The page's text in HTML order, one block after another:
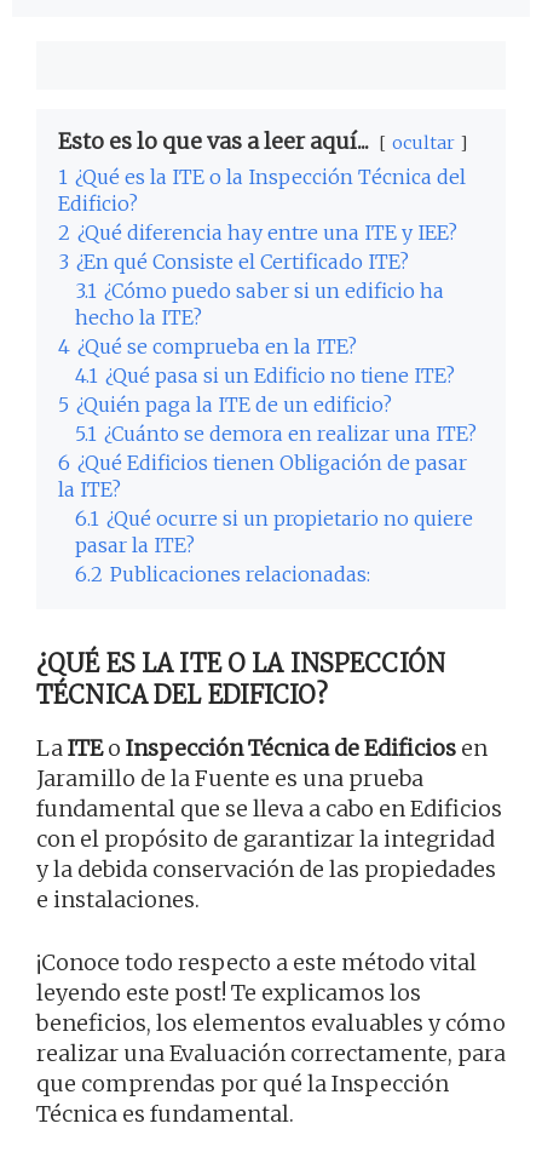
Esto es lo que vas a leer aquí... ocultar
1 ¿Qué es la ITE o la Inspección Técnica del
Edificio?
2 ¿Qué diferencia hay entre una ITE y IEE?
3 ¿En qué Consiste el Certificado ITE?
3.1 ¿Cómo puedo saber si un edificio ha
hecho la ITE?
4 ¿Qué se comprueba en la ITE?
4.1 ¿Qué pasa si un Edificio no tiene ITE?
5 ¿Quién paga la ITE de un edificio?
5.1 ¿Cuánto se demora en realizar una ITE?
6 ¿Qué Edificios tienen Obligación de pasar
la ITE?
6.1 ¿Qué ocurre si un propietario no quiere
pasar la ITE?
6.2 Publicaciones relacionadas:
¿QUÉ ES LA ITE O LA INSPECCIÓN
TÉCNICA DEL EDIFICIO?
LaITEo Inspección Técnica de Edificios en
Jaramillo de la Fuente es una prueba
fundamental que se lleva a cabo en Edificios
con el propósito de garantizar la integridad
y la debida conservación de las propiedades
e instalaciones.
¡Conoce todo respecto a este método vital
leyendo este post! Te explicamos los
beneficios, los elementos evaluables y cómo
realizar una Evaluación correctamente, para
que comprendas por qué la Inspección
Técnica es fundamental.